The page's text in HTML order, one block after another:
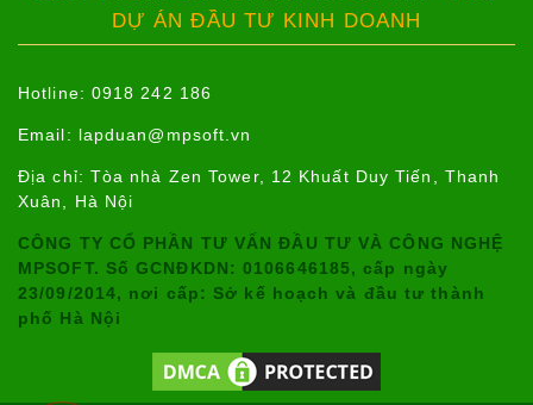
DỰ ÁN ĐẦU TƯ KINH DOANH
Hotline: 0918 242 186
Email: lapduan@mpsoft.vn
Địa chỉ: Tòa nhà Zen Tower, 12 Khuất Duy Tiến, Thanh
Xuân, Hà Nội
CÔNG TY CỔ PHẦN TƯ VẤN ĐẦU TƯ VÀ CÔNG NGHỆ
MPSOFT. Số GCNĐKDN: 0106646185, cấp ngày
23/09/2014, nơi cấp: Sở kế hoạch và đầu tư thành
phố Hà Nội